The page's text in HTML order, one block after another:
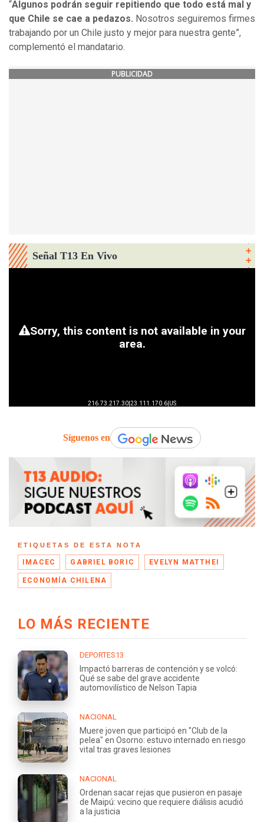
“Algunos podrán seguir repitiendo que todo está mal y
que Chile se cae a pedazos. Nosotros seguiremos firmes
trabajando por un Chile justo y mejor para nuestra gente”,
complementó el mandatario.
PUBLICIDAD
Señal T13 En Vivo
Síguenos en
ETIQUETAS DE ESTA NOTA
IMACEC GABRIEL BORIC EVELYN MATTHEI
ECONOMÍA CHILENA
LO MÁS RECIENTE
DEPORTES13
Impactó barreras de contención y se volcó:
Qué se sabe del grave accidente
automovilístico de Nelson Tapia
NACIONAL
Muere joven que participó en "Club de la
pelea" en Osorno: estuvo internado en riesgo
vital tras graves lesiones
NACIONAL
Ordenan sacar rejas que pusieron en pasaje
de Maipú: vecino que requiere diálisis acudió
a la justicia